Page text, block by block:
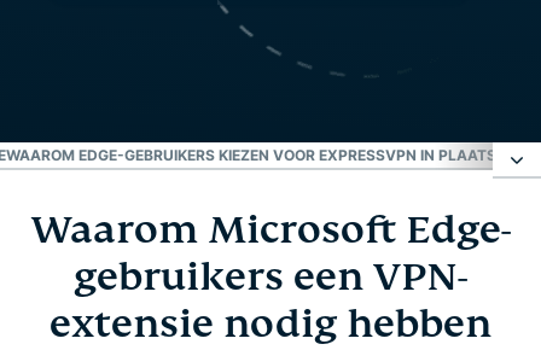
WAAROM EDGE-GEBRUIKERS KIEZEN VOOR EXPRESSVPN IN PLAATS VAN
Waarom Microsoft Edge-gebruikers een VPN-
extensie nodig hebben
Zo stel je een VPN in voor Microsoft Edge
Waarom Microsoft Edge-
gebruikers een VPN-
extensie nodig hebben